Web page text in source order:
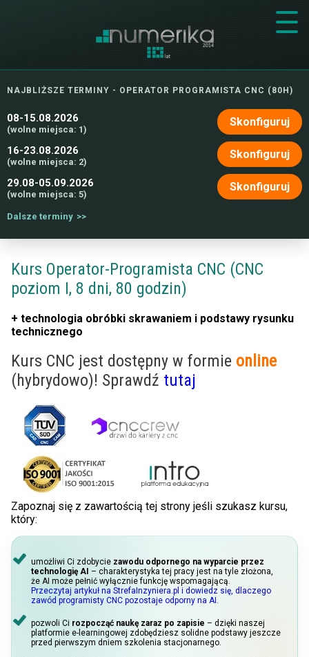
NAJBLIŻSZE TERMINY - OPERATOR PROGRAMISTA CNC (80H)
08-15.08.2026
(wolne miejsca: 1)
Skonfiguruj
16-23.08.2026
(wolne miejsca: 2)
Skonfiguruj
29.08-05.09.2026
(wolne miejsca: 5)
Skonfiguruj
Dalsze terminy
Kurs Operator-Programista CNC (CNC
poziom I, 8 dni, 80 godzin)
+ technologia obróbki skrawaniem i podstawy rysunku
technicznego
Kurs CNC jest dostępny w formie online
(hybrydowo)! Sprawdź tutaj
Zapoznaj się z zawartością tej strony jeśli szukasz kursu,
który:
umożliwi Ci zdobycie zawodu odpornego na wyparcie przez
technologię AI – charakterystyka tej pracy jest na tyle złożona,
że AI może pełnić wyłącznie funkcję wspomagającą.
Przeczytaj artykuł na StrefaInzyniera.pl i dowiedz się, dlaczego
zawód programisty CNC pozostaje odporny na AI.
pozwoli Ci rozpocząć naukę zaraz po zapisie – dzięki naszej
platformie e-learningowej zdobędziesz solidne podstawy jeszcze
przed pierwszym dniem szkolenia stacjonarnego.